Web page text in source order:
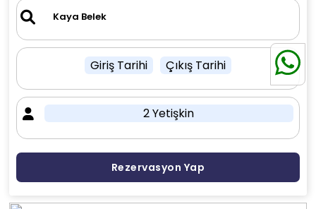
Giriş Tarihi Çıkış Tarihi
2 Yetişkin
Rezervasyon Yap